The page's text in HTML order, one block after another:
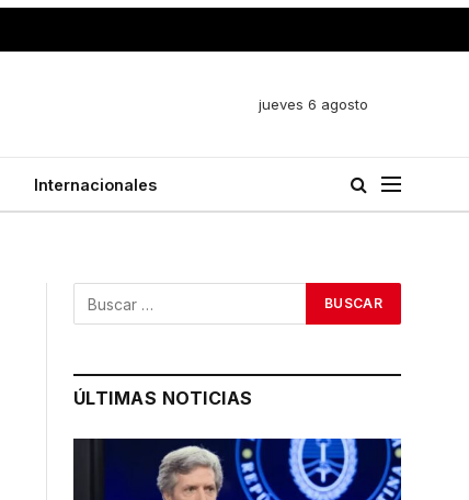
jueves 6 agosto
Internacionales
ÚLTIMAS NOTICIAS